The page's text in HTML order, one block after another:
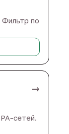
по
→
сетей.